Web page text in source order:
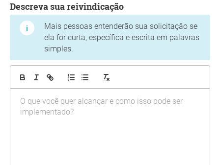
Descreva sua reivindicação
Mais pessoas entenderão sua solicitação se
ela for curta, específica e escrita em palavras
simples.